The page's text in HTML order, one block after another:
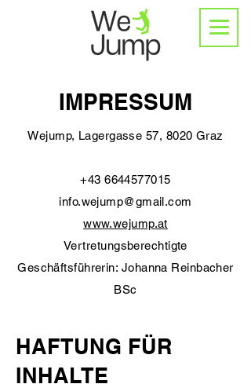
IMPRESSUM
Wejump, Lagergasse 57, 8020 Graz
+43 6644577015
info.wejump@gmail.com
www.wejump.at
Vertretungsberechtigte
Geschäftsführerin: Johanna Reinbacher
BSc
HAFTUNG FÜR
INHALTE